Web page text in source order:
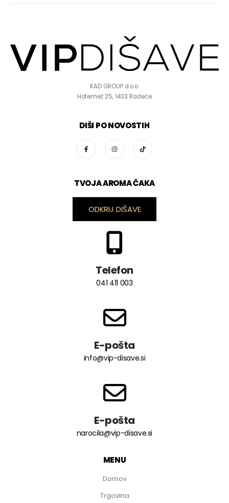
KAD GROUP d.o.o.
Hotemež 25, 1433 Radeče
DIŠI PO NOVOSTIH
TVOJA AROMA ČAKA
ODKRIJ DIŠAVE
Telefon
041 411 003
E-pošta
info@vip-disave.si
E-pošta
narocila@vip-disave.si
MENU
Domov
Trgovina